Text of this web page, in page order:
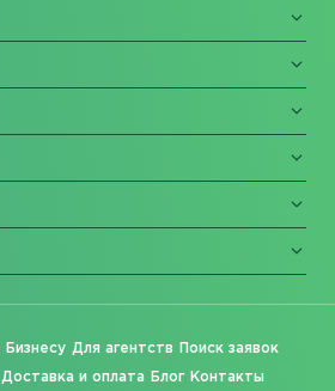
Бизнесу Для агентств Поиск заявок
Доставка и оплата Блог Контакты